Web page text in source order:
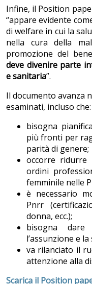
Infine, il Position
“appare evidente
di welfare in cui la
nella cura della
promozione del
deve divenire parte
e sanitaria”.
Il documento avanza
esaminati, incluso che:
bisogna
più fronti per
parità di genere;
occorre ridurre
ordini
femminile nelle
è necessario
Pnrr
donna, ecc.);
bisogna
l’assunzione e
va rilanciato il
attenzione alla
Scarica il Position